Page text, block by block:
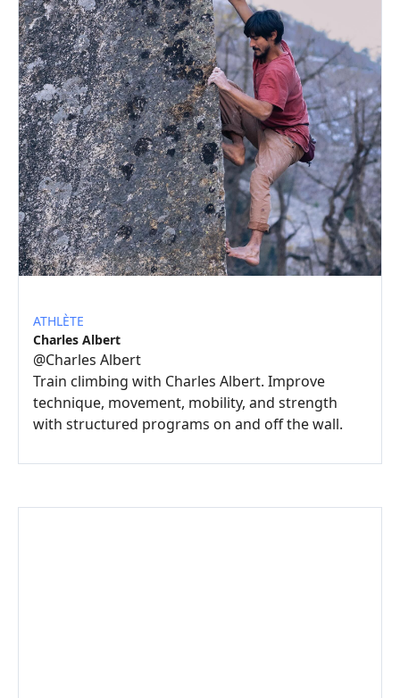
ATHLÈTE
Charles Albert
@Charles Albert
Train climbing with Charles Albert. Improve
technique, movement, mobility, and strength
with structured programs on and off the wall.